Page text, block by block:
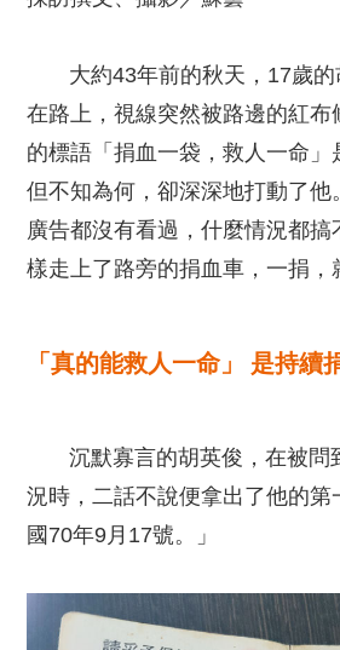
大約43年前的秋天，17歲的
在路上，視線突然被路邊的紅布
的標語「捐血一袋，救人一命」
但不知為何，卻深深地打動了他
廣告都沒有看過，什麼情況都搞
樣走上了路旁的捐血車，一捐，
「真的能救人一命」 是持續
沉默寡言的胡英俊，在被問
況時，二話不說便拿出了他的第
國70年9月17號。」